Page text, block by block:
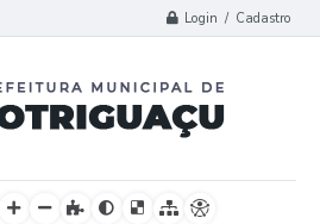
Login / Cadastro